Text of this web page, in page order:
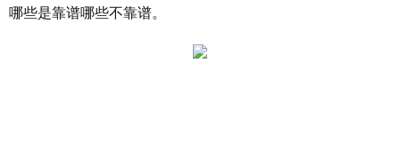
哪些是靠谱哪些不靠谱。